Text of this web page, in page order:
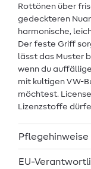
Rottönen über
gedeckteren
harmonische,
Der feste Griff
lässt das Muster
wenn du
mit kultigen VW-
möchtest.
Lizenzstoffe
Pflegehinweise
EU-